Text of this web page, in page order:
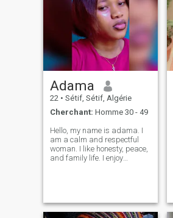
Adama
22 • Sétif, Sétif, Algérie
Cherchant: Homme 30 - 49
Hello, my name is adama. I
am a calm and respectful
woman. I like honesty, peace,
and family life. I enjoy
loyal, and ready for a long-
term relationshi